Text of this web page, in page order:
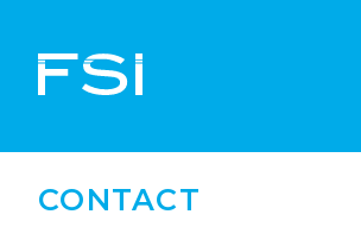
CONTACT